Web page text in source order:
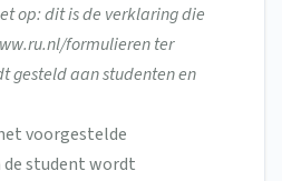
op: dit is de verklaring die
formulieren ter
gesteld aan studenten en
voorgestelde
student wordt